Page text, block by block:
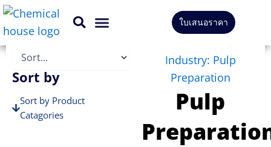
Skip
to
content
ใบเสนอราคา
Sort by
Sort by Product
Catagories
Industry: Pulp
Preparation
Pulp